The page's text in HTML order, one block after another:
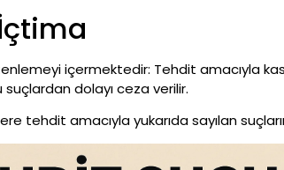
içermektedir: Tehdit amacıyla
dolayı ceza verilir.
tehdit amacıyla yukarıda sayılan